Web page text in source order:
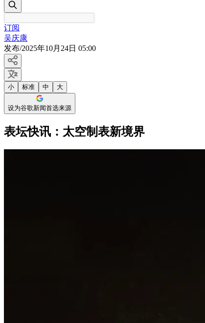
订阅
吴庆康
发布/2025年10月24日 05:00
小 标准 中 大
设为谷歌新闻首选来源
表坛快讯：太空制表新境界